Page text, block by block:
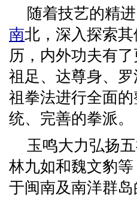
随着技艺的精
南北，深入探索
历，内外功夫有
祖足、达尊身、
祖拳法进行全面
统、完善的拳派。
玉鸣大力弘扬
林九如和魏文豹
于闽南及南洋群